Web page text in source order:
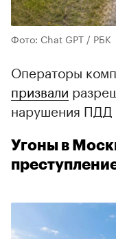
Фото: Chat GPT / РБК
Операторы
призвали
нарушения ПДД
Угоны в